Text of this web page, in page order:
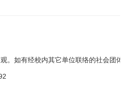
。如有经校内其它单位联络的社会团